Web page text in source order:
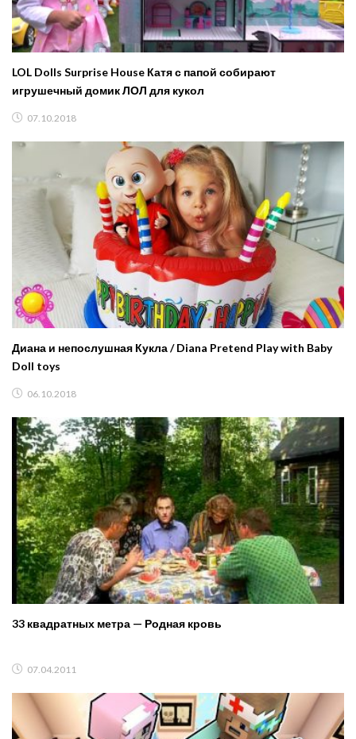
LOL Dolls Surprise House Катя с папой собирают
игрушечный домик ЛОЛ для кукол
07.10.2018
Диана и непослушная Кукла / Diana Pretend Play with Baby
Doll toys
06.10.2018
33 квадратных метра — Родная кровь
07.04.2011